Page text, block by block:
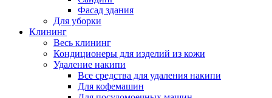
Фасад здания
Для уборки
Клининг
Весь клининг
Кондиционеры для изделий из кожи
Удаление накипи
Все средства для удаления накипи
Для кофемашин